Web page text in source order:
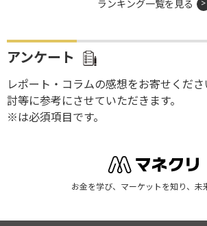
ランキング一覧を見る
アンケート
レポート・コラムの感想をお寄せくだ
討等に参考にさせていただきます。
※は必須項目です。
お金を学び、マーケットを知り、未